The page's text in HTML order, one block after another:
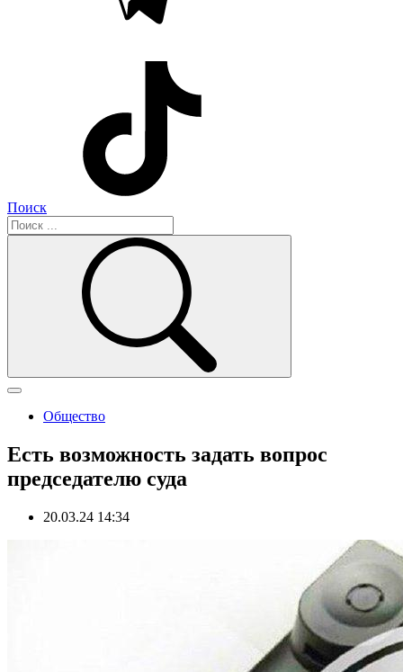
Поиск
Общество
Есть возможность задать вопрос
председателю суда
20.03.24 14:34